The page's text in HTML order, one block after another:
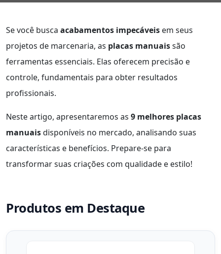
Se você busca acabamentos impecáveis em seus
projetos de marcenaria, as placas manuaissão
ferramentas essenciais. Elas oferecem precisão e
controle, fundamentais para obter resultados
profissionais.
Neste artigo, apresentaremos as 9 melhores placas
manuaisdisponíveis no mercado, analisando suas
características e benefícios. Prepare-se para
transformar suas criações com qualidade e estilo!
Produtos em Destaque